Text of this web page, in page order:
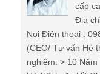
cấp
Địa
Noi Điện thoại :
(CEO/ Tư vấn Hệ
nghiệm: > 10